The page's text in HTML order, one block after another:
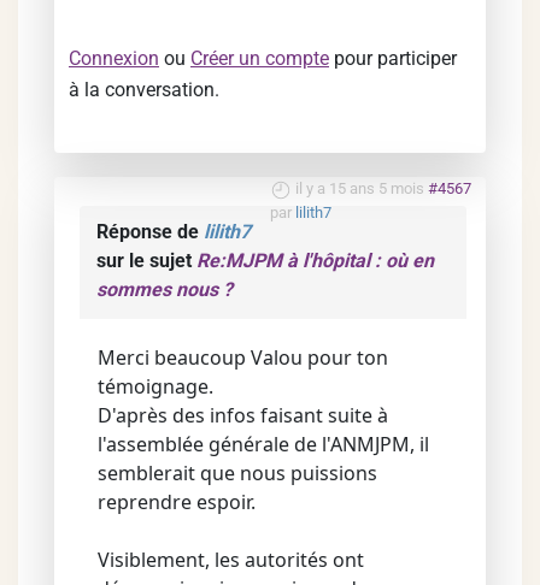
Connexion ou Créer un compte pour participer
à la conversation.
il y a 15 ans 5 mois #4567
par lilith7
Réponse de lilith7
sur le sujet Re:MJPM à l'hôpital : où en
sommes nous ?
Merci beaucoup Valou pour ton
témoignage.
D'après des infos faisant suite à
l'assemblée générale de l'ANMJPM, il
semblerait que nous puissions
reprendre espoir.
Visiblement, les autorités ont